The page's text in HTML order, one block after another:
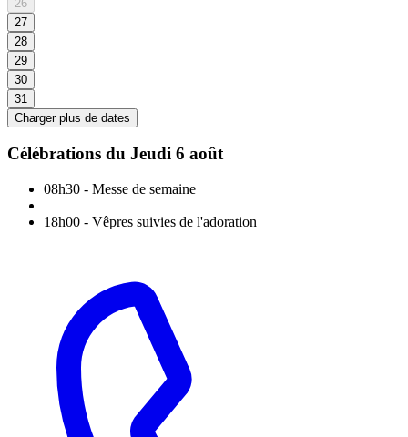
26
27
28
29
30
31
Charger plus de dates
Célébrations du Jeudi 6 août
08h30 - Messe de semaine
18h00 - Vêpres suivies de l'adoration